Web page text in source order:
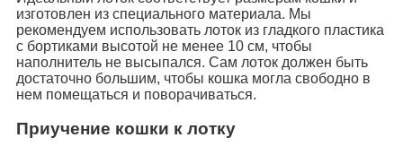
изготовлен из специального материала. Мы
рекомендуем использовать лоток из гладкого пластика
с бортиками высотой не менее 10 см, чтобы
наполнитель не высыпался. Сам лоток должен быть
достаточно большим, чтобы кошка могла свободно в
нем помещаться и поворачиваться.
Приучение кошки к лотку